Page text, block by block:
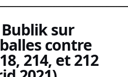
Bublik sur
contre
214, et 212